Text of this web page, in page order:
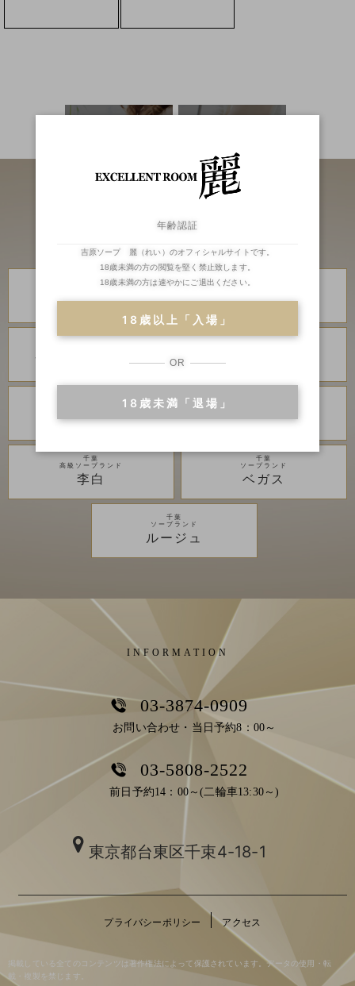
川崎・堀之内
琥珀
川崎・堀之内
金瓶梅
アラビアンナイト カンカン娘ネオ
グランローズ アカデミー
千葉
高級ソープランド
李白
千葉
ソープランド
ベガス
千葉
ソープランド
ルージュ
INFORMATION
03-3874-0909
お問い合わせ・当日予約8：00～
03-5808-2522
前日予約14：00～(二輪車13:30～)
東京都台東区千束4-18-1
プライバシーポリシー アクセス
掲載している全てのコンテンツは著作権法によって保護されています。データの使用・転
載・複製を禁じます。
年齢認証
吉原ソープ 麗（れい）のオフィシャルサイトです。
18歳未満の方の閲覧を堅く禁止致します。
18歳未満の方は速やかにご退出ください。
18歳以上「入場」
OR
18歳未満「退場」